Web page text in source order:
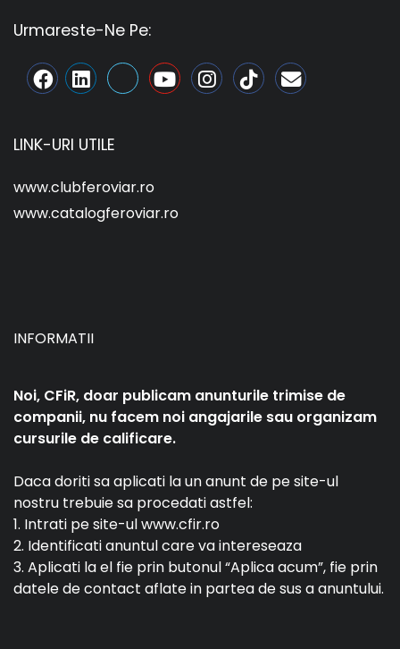
Urmareste-Ne Pe:
LINK-URI UTILE
www.clubferoviar.ro
www.catalogferoviar.ro
INFORMATII
Noi, CFiR, doar publicam anunturile trimise de
companii, nu facem noi angajarile sau organizam
cursurile de calificare.
Daca doriti sa aplicati la un anunt de pe site-ul
nostru trebuie sa procedati astfel:
1. Intrati pe site-ul www.cfir.ro
2. Identificati anuntul care va intereseaza
3. Aplicati la el fie prin butonul “Aplica acum”, fie prin
datele de contact aflate in partea de sus a anuntului.